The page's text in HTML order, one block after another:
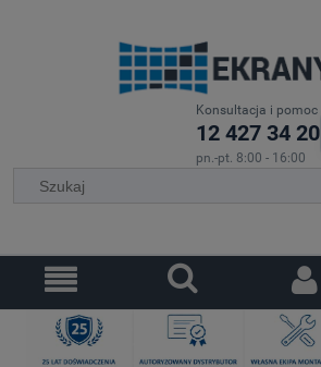
Konsultacja i pomoc
12 427 34 20
pn.-pt. 8:00 - 16:00